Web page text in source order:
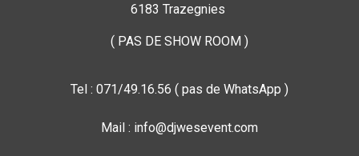
6183 Trazegnies
( PAS DE SHOW ROOM )
Tel : 071/49.16.56 ( pas de WhatsApp )
Mail : info@djwesevent.com